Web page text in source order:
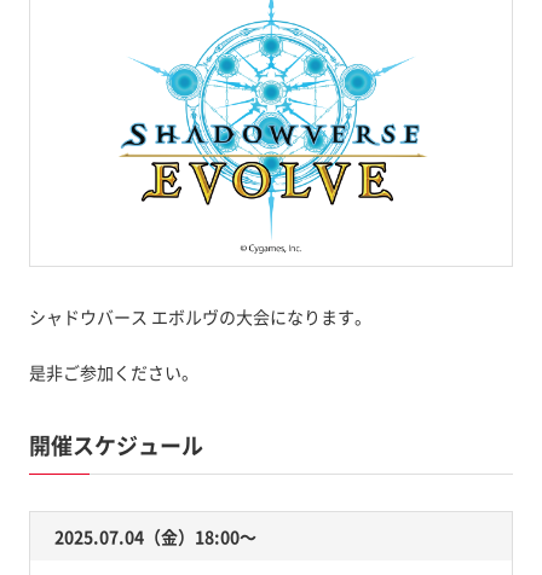
シャドウバース エボルヴの大会になります。
是非ご参加ください。
開催スケジュール
2025.07.04（金）18:00〜